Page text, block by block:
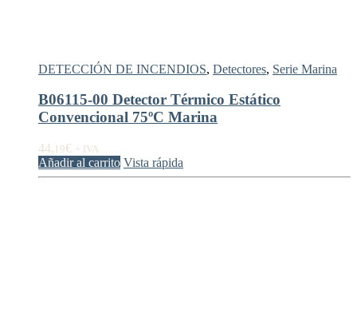
DETECCIÓN DE INCENDIOS, Detectores, Serie Marina
B06115-00 Detector Térmico Estático
Convencional 75ºC Marina
44, 19€ + IVA
Añadir al carrito Vista rápida